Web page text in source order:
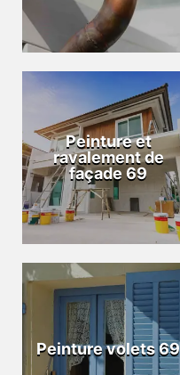
Peinture et
ravalement de
façade 69
Peinture volets 69